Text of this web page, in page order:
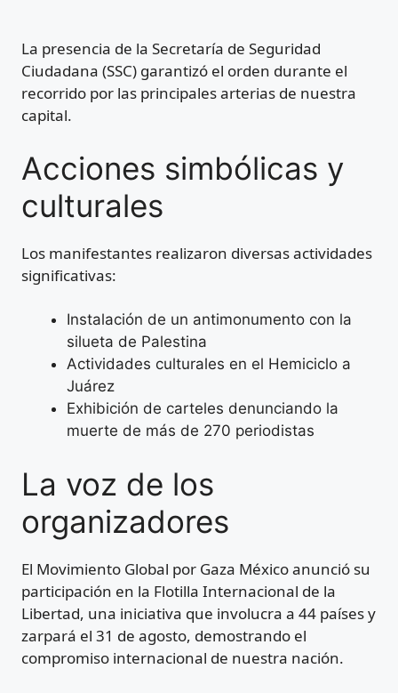
La presencia de la Secretaría de Seguridad
Ciudadana (SSC) garantizó el orden durante el
recorrido por las principales arterias de nuestra
capital.
Acciones simbólicas y
culturales
Los manifestantes realizaron diversas actividades
significativas:
Instalación de un antimonumento con la
silueta de Palestina
Actividades culturales en el Hemiciclo a
Juárez
Exhibición de carteles denunciando la
muerte de más de 270 periodistas
La voz de los
organizadores
El Movimiento Global por Gaza México anunció su
participación en la Flotilla Internacional de la
Libertad, una iniciativa que involucra a 44 países y
zarpará el 31 de agosto, demostrando el
compromiso internacional de nuestra nación.